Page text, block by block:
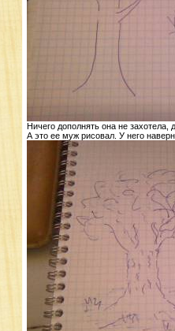
Ничего дополнять она не захотела,
А это ее муж рисовал. У него